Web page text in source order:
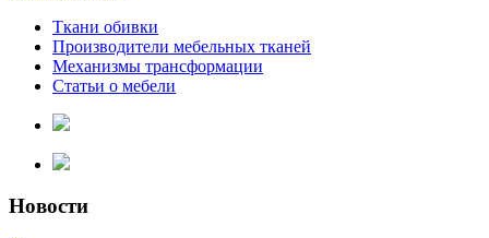
Ткани обивки
Производители мебельных тканей
Механизмы трансформации
Статьи о мебели
Новости